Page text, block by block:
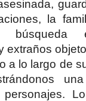
la
extraños
a lo largo de